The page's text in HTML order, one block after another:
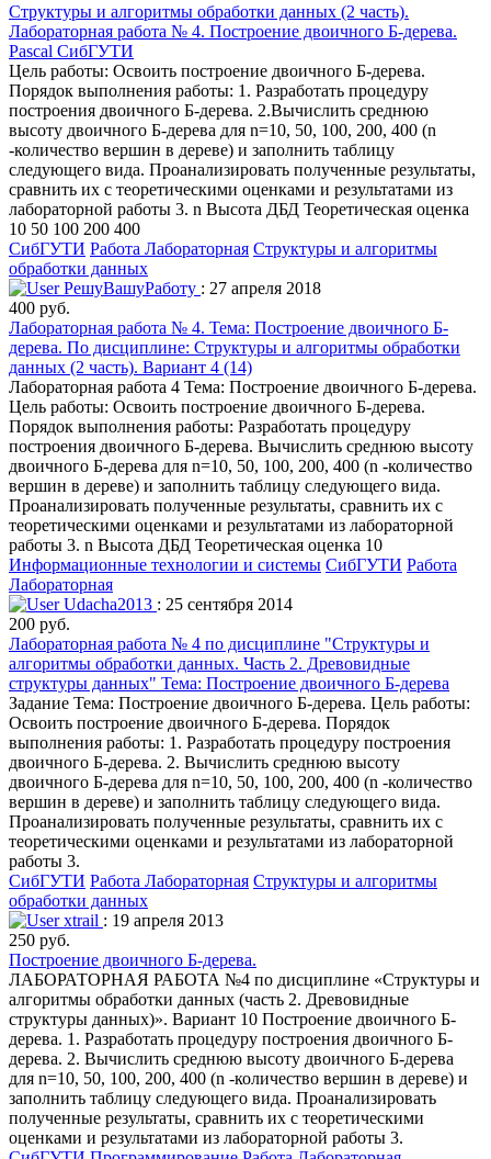
Структуры и алгоритмы обработки данных (2 часть).
Лабораторная работа № 4. Построение двоичного Б-дерева.
Pascal СибГУТИ
Цель работы: Освоить построение двоичного Б-дерева.
Порядок выполнения работы: 1. Разработать процедуру
построения двоичного Б-дерева. 2.Вычислить среднюю
высоту двоичного Б-дерева для n=10, 50, 100, 200, 400 (n
-количество вершин в дереве) и заполнить таблицу
следующего вида. Проанализировать полученные результаты,
сравнить их с теоретическими оценками и результатами из
лабораторной работы 3. n Высота ДБД Теоретическая оценка
10 50 100 200 400
СибГУТИ Работа Лабораторная Структуры и алгоритмы
обработки данных
РешуВашуРаботу : 27 апреля 2018
400 руб.
Лабораторная работа № 4. Тема: Построение двоичного Б-
дерева. По дисциплине: Структуры и алгоритмы обработки
данных (2 часть). Вариант 4 (14)
Лабораторная работа 4 Тема: Построение двоичного Б-дерева.
Цель работы: Освоить построение двоичного Б-дерева.
Порядок выполнения работы: Разработать процедуру
построения двоичного Б-дерева. Вычислить среднюю высоту
двоичного Б-дерева для n=10, 50, 100, 200, 400 (n -количество
вершин в дереве) и заполнить таблицу следующего вида.
Проанализировать полученные результаты, сравнить их с
теоретическими оценками и результатами из лабораторной
работы 3. n Высота ДБД Теоретическая оценка 10
Информационные технологии и системы СибГУТИ Работа
Лабораторная
Udacha2013 : 25 сентября 2014
200 руб.
Лабораторная работа № 4 по дисциплине "Структуры и
алгоритмы обработки данных. Часть 2. Древовидные
структуры данных" Тема: Построение двоичного Б-дерева
Задание Тема: Построение двоичного Б-дерева. Цель работы:
Освоить построение двоичного Б-дерева. Порядок
выполнения работы: 1. Разработать процедуру построения
двоичного Б-дерева. 2. Вычислить среднюю высоту
двоичного Б-дерева для n=10, 50, 100, 200, 400 (n -количество
вершин в дереве) и заполнить таблицу следующего вида.
Проанализировать полученные результаты, сравнить их с
теоретическими оценками и результатами из лабораторной
работы 3.
СибГУТИ Работа Лабораторная Структуры и алгоритмы
обработки данных
xtrail : 19 апреля 2013
250 руб.
Построение двоичного Б-дерева.
ЛАБОРАТОРНАЯ РАБОТА №4 по дисциплине «Структуры и
алгоритмы обработки данных (часть 2. Древовидные
структуры данных)». Вариант 10 Построение двоичного Б-
дерева. 1. Разработать процедуру построения двоичного Б-
дерева. 2. Вычислить среднюю высоту двоичного Б-дерева
для n=10, 50, 100, 200, 400 (n -количество вершин в дереве) и
заполнить таблицу следующего вида. Проанализировать
полученные результаты, сравнить их с теоретическими
оценками и результатами из лабораторной работы 3.